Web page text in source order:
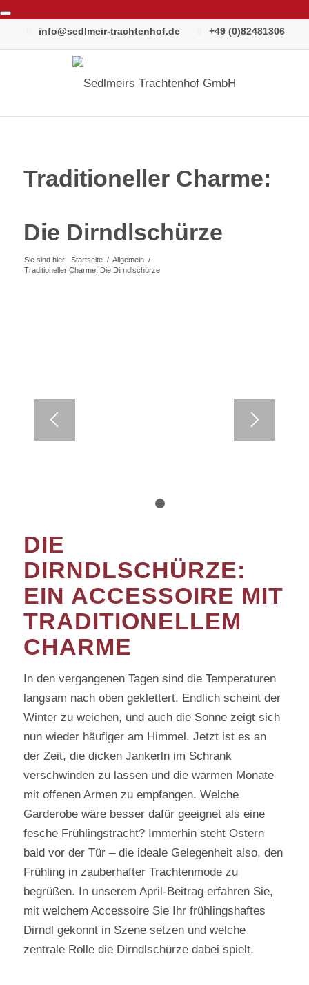
info@sedlmeir-trachtenhof.de +49 (0)82481306
Traditioneller Charme:
Die Dirndlschürze
Sie sind hier: Startseite / Allgemein /
Traditioneller Charme: Die Dirndlschürze
DIE
DIRNDLSCHÜRZE:
EIN ACCESSOIRE MIT
TRADITIONELLEM
CHARME
In den vergangenen Tagen sind die Temperaturen
langsam nach oben geklettert. Endlich scheint der
Winter zu weichen, und auch die Sonne zeigt sich
nun wieder häufiger am Himmel. Jetzt ist es an
der Zeit, die dicken Jankerln im Schrank
verschwinden zu lassen und die warmen Monate
mit offenen Armen zu empfangen. Welche
Garderobe wäre besser dafür geeignet als eine
fesche Frühlingstracht? Immerhin steht Ostern
bald vor der Tür – die ideale Gelegenheit also, den
Frühling in zauberhafter Trachtenmode zu
begrüßen. In unserem April-Beitrag erfahren Sie,
mit welchem Accessoire Sie Ihr frühlingshaftes
Dirndl gekonnt in Szene setzen und welche
zentrale Rolle die Dirndlschürze dabei spielt.